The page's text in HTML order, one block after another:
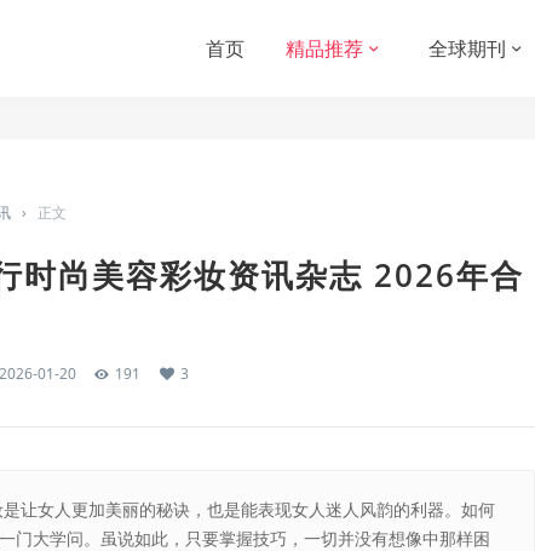
首页 精品推荐 全球期刊
› 正文
时尚美容彩妆资讯杂志 2026年合
2026-01-20 191 3
让女人更加美丽的秘诀，也是能表现女人迷人风韵的利器。如何
门大学问。虽说如此，只要掌握技巧，一切并没有想像中那样困